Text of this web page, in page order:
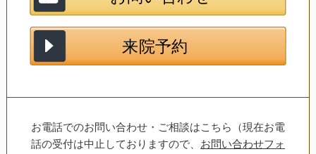
お電話でのお問い合わせ・ご相談はこちら（現在お電
話の受付は中止しておりますので、 お問い合わせフォ